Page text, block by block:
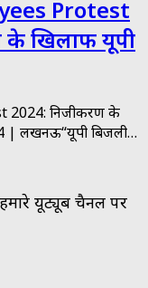
Protest
के खिलाफ यूपी
2024: निजीकरण के
| लखनऊ“यूपी बिजली…
यूट्यूब चैनल पर